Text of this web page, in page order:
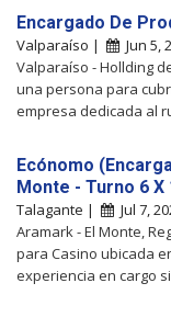
Encargado De
Valparaíso |
Jun 5,
Valparaíso - Hollding
una persona para
empresa dedicada al
Ecónomo
Monte - Turno 6 X
Talagante | Jul 7,
Aramark - El Monte,
para Casino ubicada
experiencia en cargo